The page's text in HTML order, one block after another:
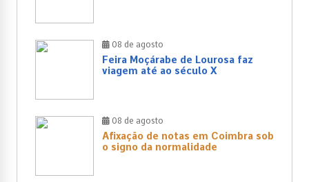
08 de agosto
Feira Moçárabe de Lourosa faz
viagem até ao século X
08 de agosto
Afixação de notas em Coimbra sob
o signo da normalidade